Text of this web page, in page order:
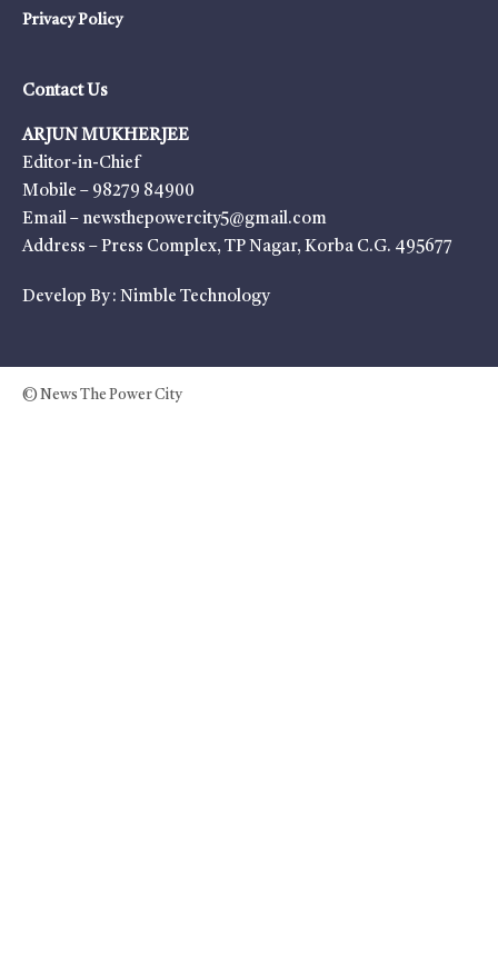
Privacy Policy
Contact Us
ARJUN MUKHERJEE
Editor-in-Chief
Mobile – 98279 84900
Email – newsthepowercity5@gmail.com
Address – Press Complex, TP Nagar, Korba C.G. 495677
Develop By : Nimble Technology
© News The Power City